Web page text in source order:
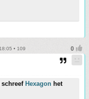
• 109
schreef Hexagon het